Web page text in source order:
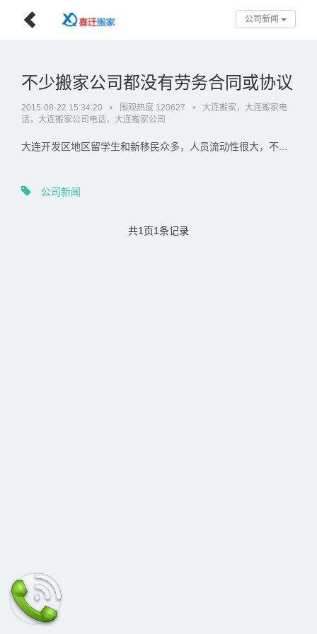
公司新闻
不少搬家公司都没有劳务合同或协议
2015-08-22 15:34:20 • 围观热度 120627 •
大连搬家，大连搬家电
话，大连搬家公司电话，大连搬家公司
大连开发区地区留学生和新移民众多，人员流动性很大，不...
公司新闻
共1页1条记录